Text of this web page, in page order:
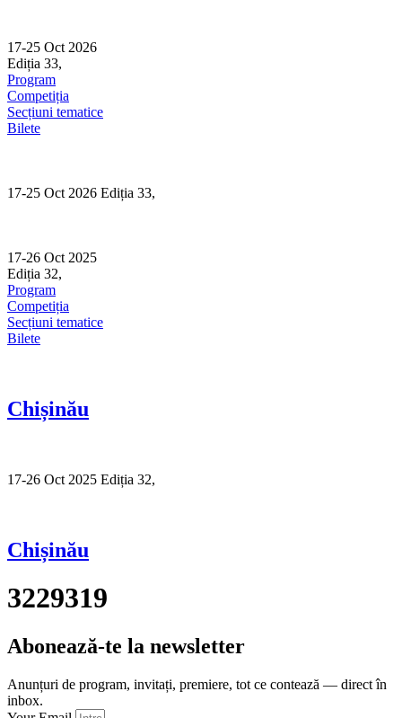
content
17-25 Oct 2026
Ediția 33,
Program
Competiția
Secțiuni tematice
Bilete
17-25 Oct 2026 Ediția 33,
17-26 Oct 2025
Ediția 32,
Program
Competiția
Secțiuni tematice
Bilete
Chișinău
17-26 Oct 2025 Ediția 32,
Chișinău
3229319
Abonează-te la newsletter
Anunțuri de program, invitați, premiere, tot ce contează — direct în
inbox.